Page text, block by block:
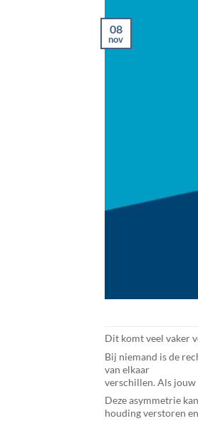
08
nov
Dit komt veel vaker
Bij niemand is de
van elkaar
verschillen. Als jouw
Deze asymmetrie
houding verstoren